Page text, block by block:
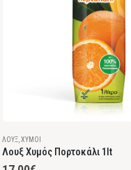
ΛΟΎΞ ΧΥΜΟΊ
Λουξ Χυμός Πορτοκάλι 1lt